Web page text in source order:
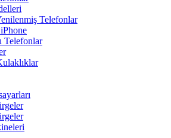
Telefonlar
Telefonlar